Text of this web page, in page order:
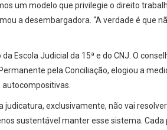
um modelo que privilegie o direito
a desembargadora. “A verdade é que
Escola Judicial da 15ª e do CNJ. O
pela Conciliação, elogiou a
judicatura, exclusivamente, não vai
sustentável manter esse sistema. Cada